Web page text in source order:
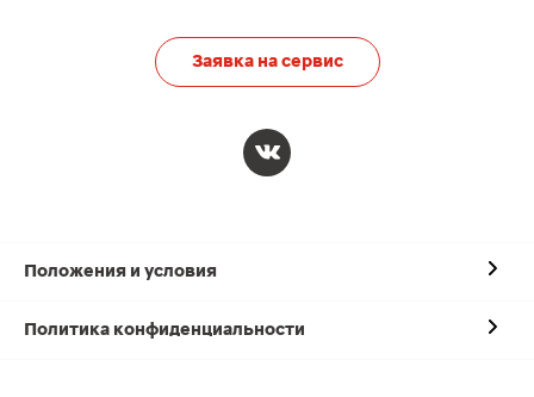
Заявка на сервис
Положения и условия
Политика конфиденциальности